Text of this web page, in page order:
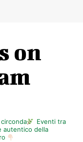
on
Eventi tra
autentico della